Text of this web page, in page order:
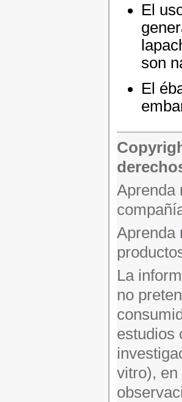
El
son
El
Aprenda
Aprenda
La
no
estudios
vitro), en